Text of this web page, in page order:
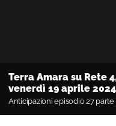
Terra Amara su Rete
venerdì 19 aprile 2024
Anticipazioni episodio 27 parte